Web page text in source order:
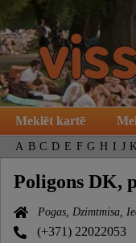
Meklēt kartē
A B C D E F G H I J K
Poligons DK,
Pogas, Dzimtmisa,
(+371) 22022053